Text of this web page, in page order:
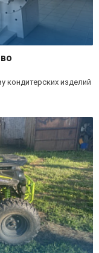
кондитерских изделий